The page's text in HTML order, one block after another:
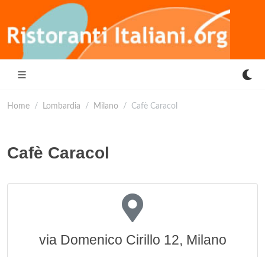
Home Lombardia Milano Cafè Caracol
Cafè Caracol
via Domenico Cirillo 12, Milano